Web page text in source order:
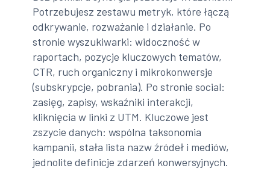
Potrzebujesz zestawu metryk, które łączą
odkrywanie, rozważanie i działanie. Po
stronie wyszukiwarki: widoczność w
raportach, pozycje kluczowych tematów,
CTR, ruch organiczny i mikrokonwersje
(subskrypcje, pobrania). Po stronie social:
zasięg, zapisy, wskaźniki interakcji,
kliknięcia w linki z UTM. Kluczowe jest
zszycie danych: wspólna taksonomia
kampanii, stała lista nazw źródeł i mediów,
jednolite definicje zdarzeń konwersyjnych.